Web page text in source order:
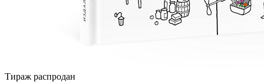
Тираж распродан